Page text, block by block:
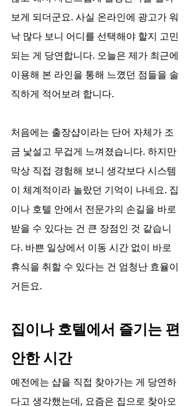
보게 되더군요. 사실 온라인에 광고가 워
낙 많다 보니 어디를 선택해야 할지 고민
되는 게 당연합니다. 오늘은 제가 최근에
이용해 본 라인을 통해 느꼈던 점들을 솔
직하게 적어보려 합니다.
처음에는 출장샵이라는 단어 자체가 조
금 낯설고 무겁게 느껴졌습니다. 하지만
막상 직접 경험해 보니 생각보다 시스템
이 체계적이라 놀랐던 기억이 나네요. 집
이나 호텔 안에서 전문가의 손길을 바로
받을 수 있다는 건 큰 장점인 것 같습니
다. 바쁜 일상에서 이동 시간 없이 바로
휴식을 취할 수 있다는 건 엄청난 효율이
거든요.
집이나 호텔에서 즐기는 편
안한 시간
예전에는 샵을 직접 찾아가는 게 당연하
다고 생각했는데, 요즘은 집으로 찾아오